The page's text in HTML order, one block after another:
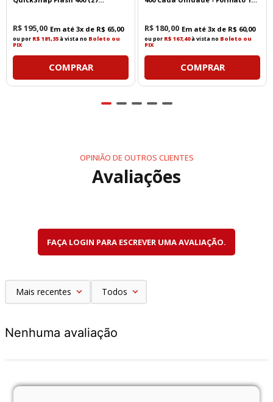
R$195,00 Em até 3x de R$ 65,00
ou por R$ 181,35à vista no Boleto ou
PIX
COMPRAR
R$180,00 Em até 3x de R$ 60,00
ou por R$ 167,40à vista no Boleto ou
PIX
COMPRAR
OPINIÃO DE OUTROS CLIENTES
Avaliações
FAÇA LOGIN PARA ESCREVER UMA AVALIAÇÃO.
Mais recentes Todos
Nenhuma avaliação